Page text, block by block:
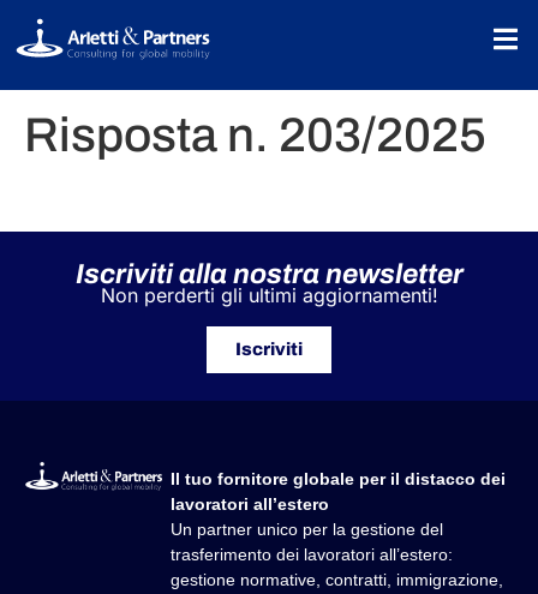
Risposta n. 203/2025
Iscriviti alla nostra newsletter
Non perderti gli ultimi aggiornamenti!
Iscriviti
Il tuo fornitore globale per il distacco dei
lavoratori all’estero
Un partner unico per la gestione del
trasferimento dei lavoratori all’estero:
gestione normative, contratti, immigrazione,